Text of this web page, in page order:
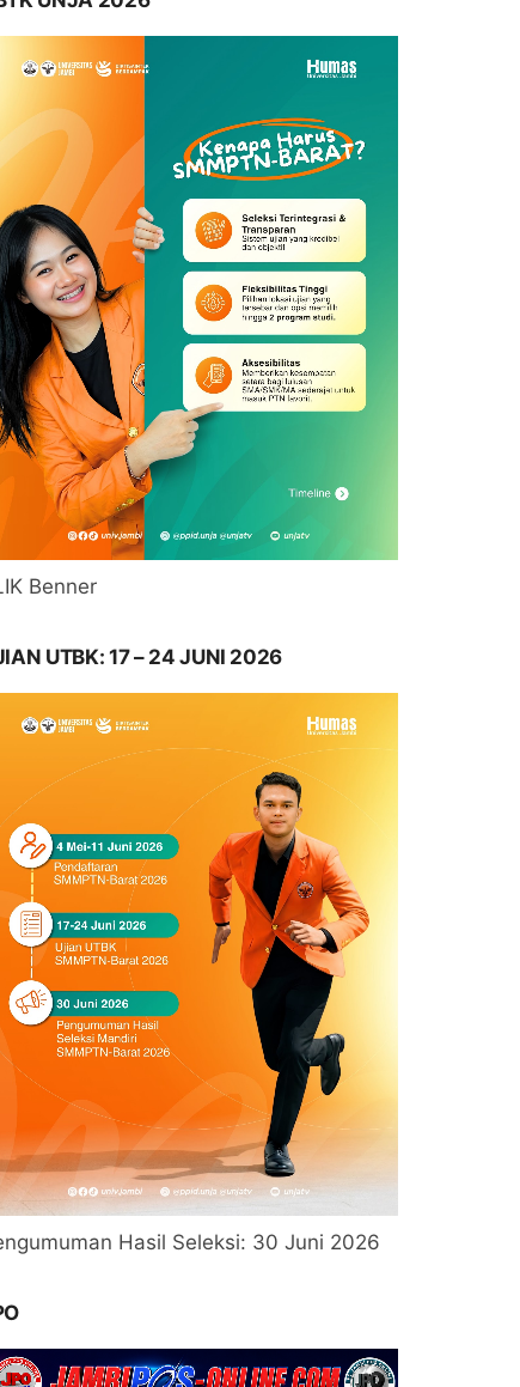
Benner
UTBK: 17 – 24 JUNI 2026
Hasil Seleksi: 30 Juni 2026